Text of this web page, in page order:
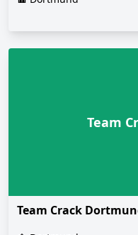
Team
Team Crack